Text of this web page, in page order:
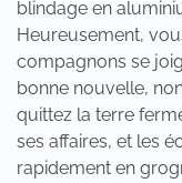
blindage en
Heureusement,
compagnons se
bonne nouvelle,
quittez la terre
ses affaires, et les
rapidement en